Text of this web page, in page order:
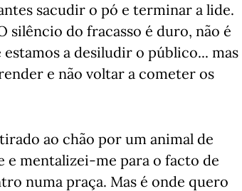
sacudir o pó e terminar a lide.
silêncio do fracasso é duro, não é
a desiludir o público... mas
e não voltar a cometer os
ao chão por um animal de
e mentalizei-me para o facto de
numa praça. Mas é onde quero